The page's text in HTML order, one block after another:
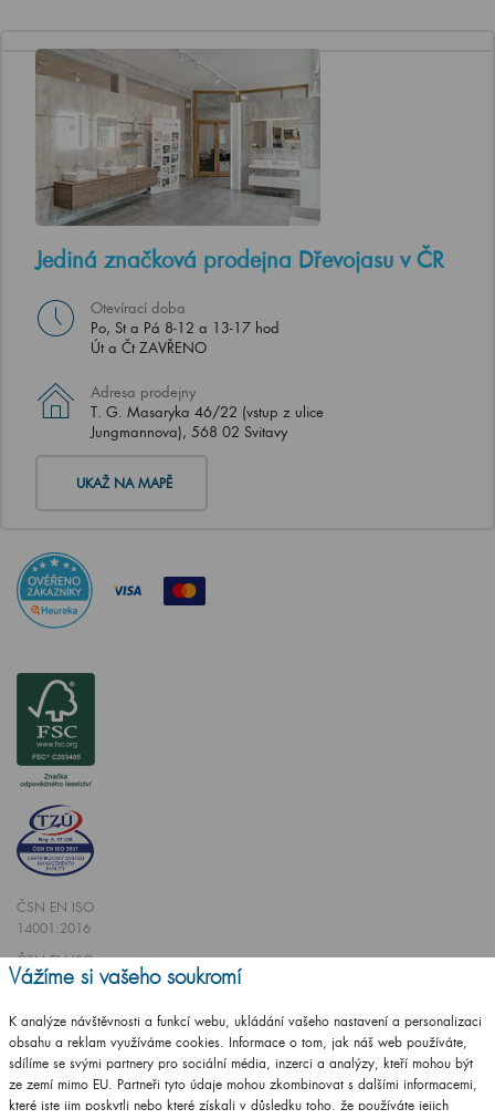
Jediná značková prodejna Dřevojasu v ČR
Otevírací doba
Po, St a Pá 8-12 a 13-17 hod
Út a Čt ZAVŘENO
Adresa prodejny
T. G. Masaryka 46/22 (vstup z ulice
Jungmannova), 568 02 Svitavy
UKAŽ NA MAPĚ
ČSN EN ISO
14001:2016
ČSN EN ISO
9001:2016
Vytvořilo studioCZECHGROUP.cz
Vážíme si vašeho soukromí
K analýze návštěvnosti a funkcí webu, ukládání vašeho nastavení a personalizaci
obsahu a reklam využíváme cookies. Informace o tom, jak náš web používáte,
sdílíme se svými partnery pro sociální média, inzerci a analýzy, kteří mohou být
ze zemí mimo EU. Partneři tyto údaje mohou zkombinovat s dalšími informacemi,
které jste jim poskytli nebo které získali v důsledku toho, že používáte jejich